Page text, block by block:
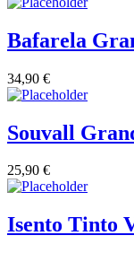
Bafarela
34,90 €
Souvall
25,90 €
Isento Tinto